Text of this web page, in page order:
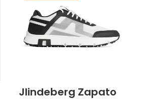
Jlindeberg Zapato